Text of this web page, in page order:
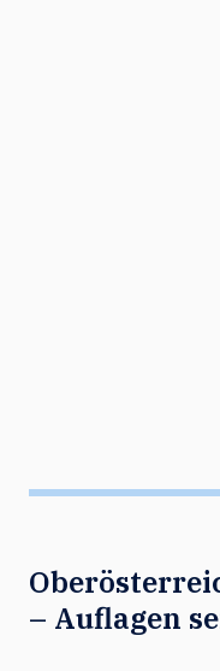
– Auflagen